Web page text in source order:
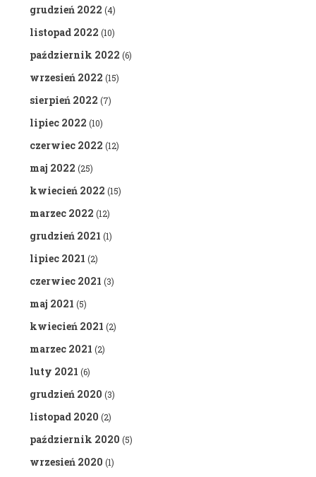
grudzień 2022 (4)
listopad 2022 (10)
październik 2022 (6)
wrzesień 2022 (15)
sierpień 2022 (7)
lipiec 2022 (10)
czerwiec 2022 (12)
maj 2022 (25)
kwiecień 2022 (15)
marzec 2022 (12)
grudzień 2021 (1)
lipiec 2021 (2)
czerwiec 2021 (3)
maj 2021 (5)
kwiecień 2021 (2)
marzec 2021 (2)
luty 2021 (6)
grudzień 2020 (3)
listopad 2020 (2)
październik 2020 (5)
wrzesień 2020 (1)